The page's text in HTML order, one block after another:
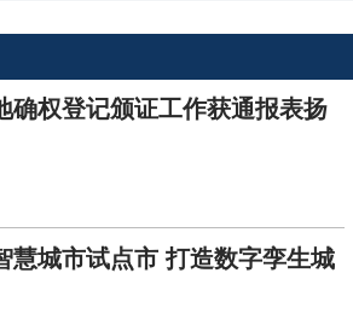
确权登记颁证工作获通报表扬
慧城市试点市 打造数字孪生城